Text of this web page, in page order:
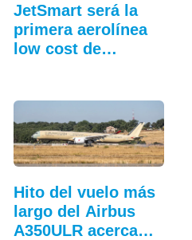
JetSmart será la
primera aerolínea
low cost de…
Hito del vuelo más
largo del Airbus
A350ULR acerca…